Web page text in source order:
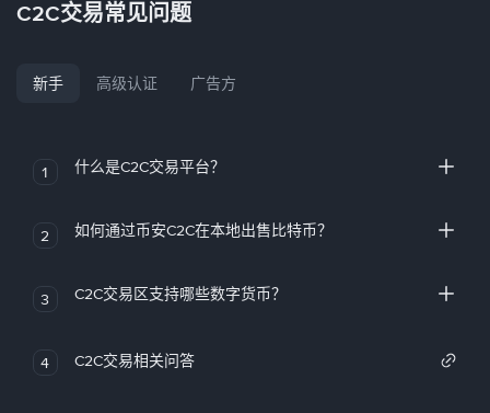
C2C交易常见问题
新手 高级认证 广告方
1 什么是C2C交易平台？
2 如何通过币安C2C在本地出售比特币？
3 C2C交易区支持哪些数字货币？
4 C2C交易相关问答